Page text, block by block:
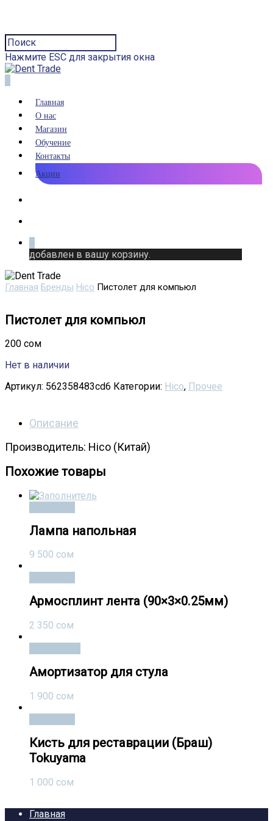
Нажмите ESC для закрытия окна
Главная
О нас
Магазин
Обучение
Контакты
Акции
добавлен в вашу корзину.
Главная Бренды Hico Пистолет для компьюл
Пистолет для компьюл
200 сом
Нет в наличии
Артикул: 562358483cd6 Категории: Hico, Прочее
Описание
Производитель: Hico (Китай)
Похожие товары
Лампа напольная
9 500 сом
Армосплинт лента (90×3×0.25мм)
2 350 сом
Амортизатор для стула
1 900 сом
Кисть для реставрации (Браш)
Tokuyama
1 000 сом
Главная